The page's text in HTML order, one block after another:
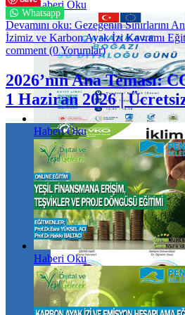
Haberi Oku
Haberi Oku
Haberi Oku
Whatsapp
Devamını oku: Gezegenin Sınırlarını
İzimiz ve Karbon Ayak İzi Kavramı
comment (0 Yorumlar)
2026’nın Ana Teması:
1 Haziran 2026 |